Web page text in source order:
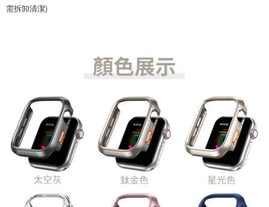
需拆卸清潔)